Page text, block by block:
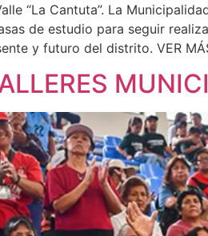
“La Cantuta”. La
de estudio para seguir
y futuro del distrito. VER